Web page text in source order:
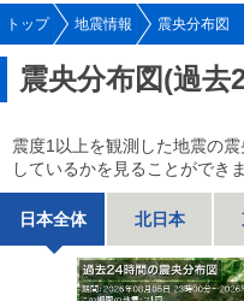
トップ 地震情報 震央分布図
震央分布図(過去
震度1以上を観測した地震の
しているかを見ることができま
日本全体 北日本